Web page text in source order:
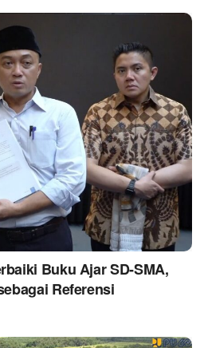
Buku Ajar SD-SMA,
Referensi